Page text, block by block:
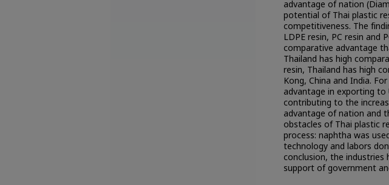
advantage of nation
potential of Thai plastic
competitiveness. The
LDPE resin, PC resin and
comparative advantage
Thailand has high
resin, Thailand has high
Kong, China and India.
advantage in exporting
contributing to the
advantage of nation and
obstacles of Thai plastic
process: naphtha was
technology and labors
conclusion, the industries
support of government